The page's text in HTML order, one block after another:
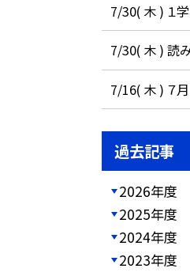
7/30( 木 ) １
7/30( 木 ) 読み
7/16( 木 ) ７月
過去記事
2026年度
2025年度
2024年度
2023年度